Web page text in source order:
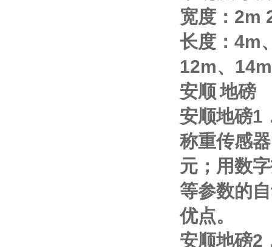
宽度： 2m
长度： 4m
12m、 14m
安顺地磅
安顺地磅1
称重传感
元；用数
等参数的
优点。
安顺地磅2